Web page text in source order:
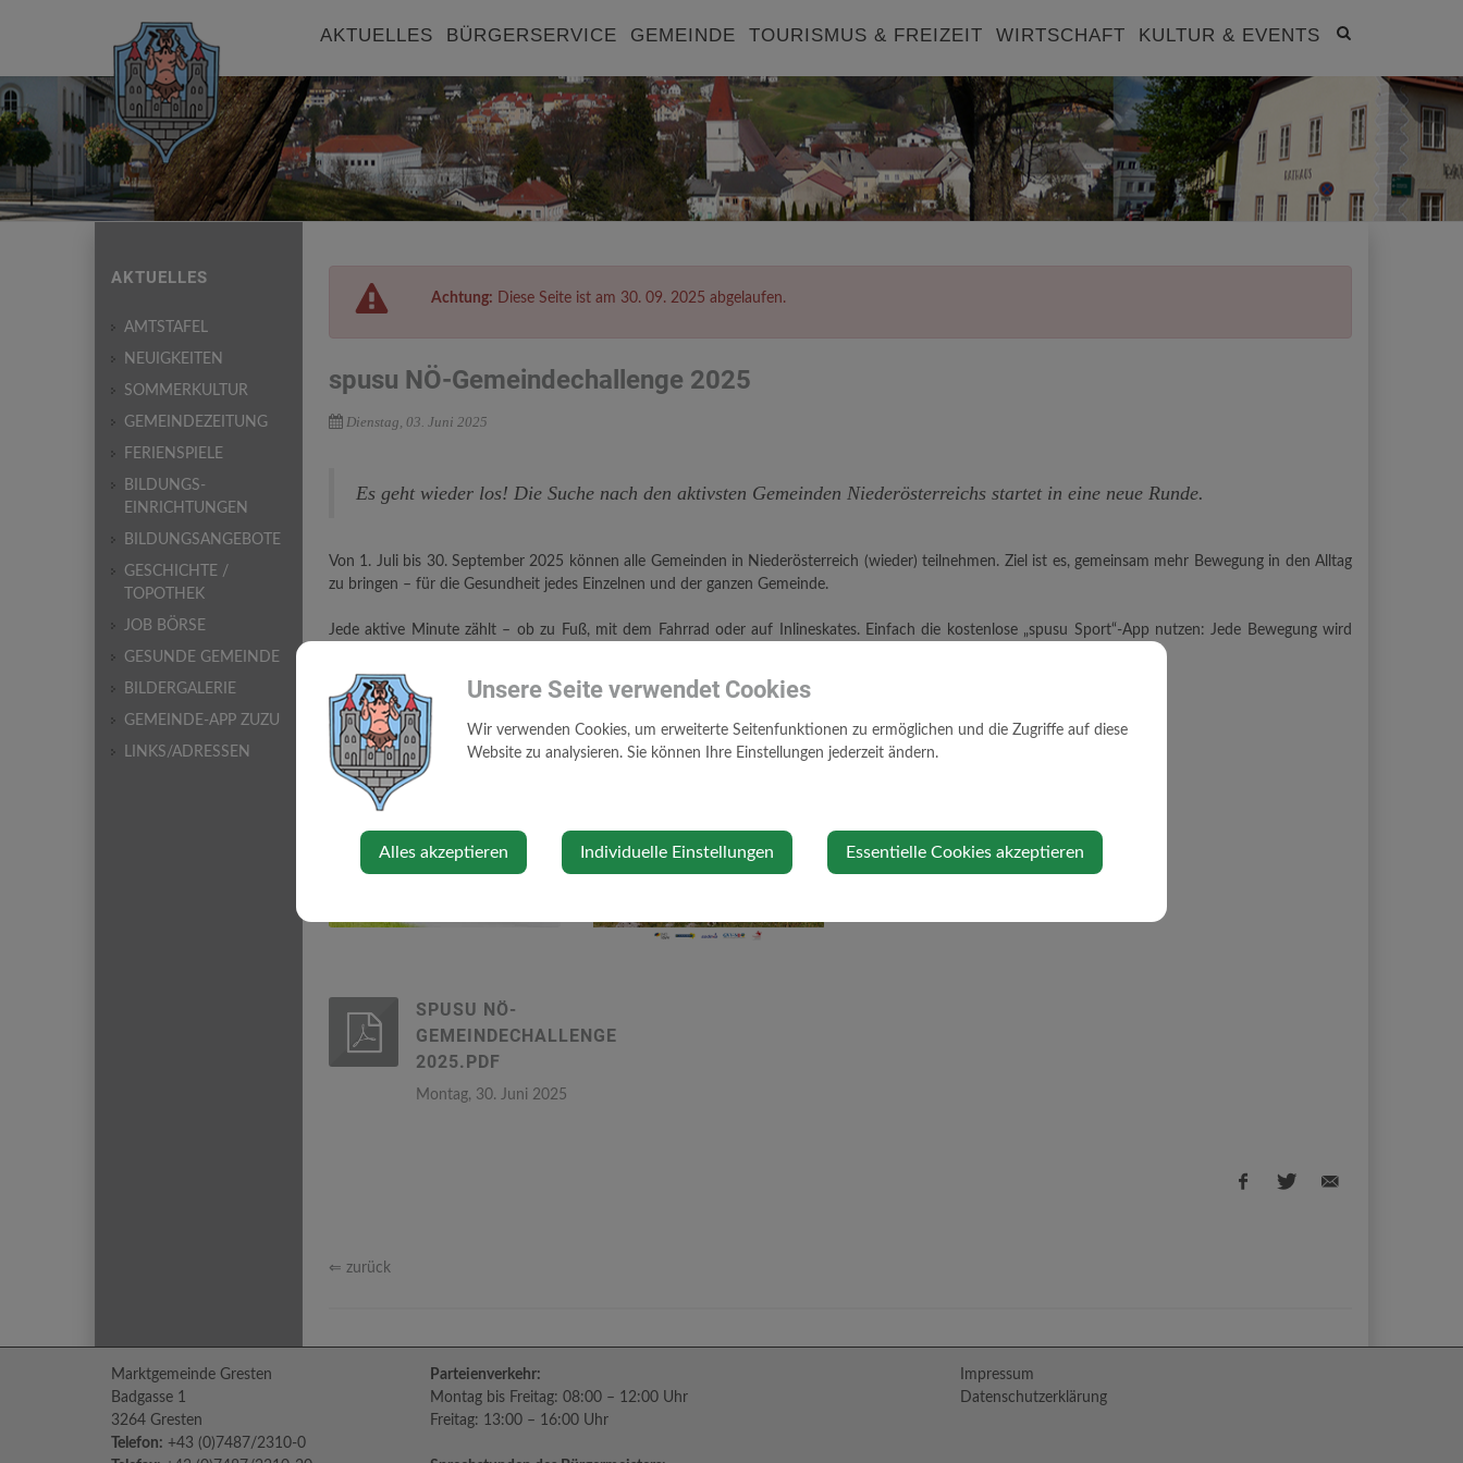
Site
toggle
AKTUELLES BÜRGERSERVICE GEMEINDE TOURISMUS & FREIZEIT WIRTSCHAFT KULTUR & EVENTS
Achtung: Diese Seite ist am 30. 09. 2025 abgelaufen.
spusu NÖ-Gemeindechallenge 2025
Dienstag, 03. Juni 2025
Es geht wieder los! Die Suche nach den aktivsten Gemeinden Niederösterreichs startet in eine neue Runde.
Von 1. Juli bis 30. September 2025 können alle Gemeinden in Niederösterreich (wieder) teilnehmen. Ziel ist es, gemeinsam mehr Bewegung in den Alltag
zu bringen – für die Gesundheit jedes Einzelnen und der ganzen Gemeinde.
Jede aktive Minute zählt – ob zu Fuß, mit dem Fahrrad oder auf Inlineskates. Einfach die kostenlose „spusu Sport“-App nutzen: Jede Bewegung wird
Die Anmeldung ist ab Montag, 9. Juni 2025 direkt in der App oder online unter
SPUSU NÖ-
GEMEINDECHALLENGE
2025.PDF
Montag, 30. Juni 2025
⇐ zurück
AKTUELLES
AMTSTAFEL
NEUIGKEITEN
SOMMERKULTUR
GEMEINDEZEITUNG
FERIENSPIELE
BILDUNGS-
EINRICHTUNGEN
BILDUNGSANGEBOTE
GESCHICHTE /
TOPOTHEK
JOB BÖRSE
GESUNDE GEMEINDE
BILDERGALERIE
GEMEINDE-APP ZUZU
LINKS/ADRESSEN
Marktgemeinde Gresten
Badgasse 1
3264 Gresten
Telefon: +43 (0)7487/2310-0
Parteienverkehr:
Montag bis Freitag: 08:00 – 12:00 Uhr
Freitag: 13:00 – 16:00 Uhr
Impressum
Datenschutzerklärung
Unsere Seite verwendet Cookies
Wir verwenden Cookies, um erweiterte Seitenfunktionen zu ermöglichen und die Zugriffe auf diese
Website zu analysieren. Sie können Ihre Einstellungen jederzeit ändern.
Alles akzeptieren Individuelle Einstellungen Essentielle Cookies akzeptieren